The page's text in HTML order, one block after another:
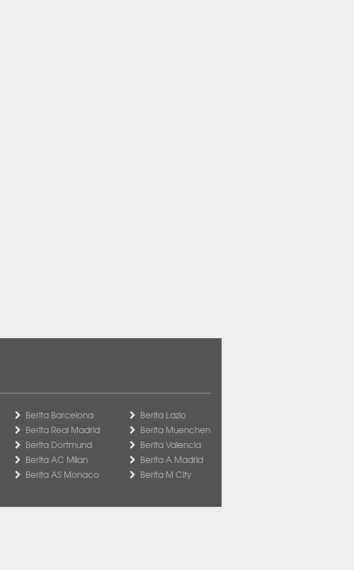
Berita Barcelona
Berita Real Madrid
Berita Dortmund
Berita AC Milan
Berita AS Monaco
Berita Lazio
Berita Muenchen
Berita Valencia
Berita A Madrid
Berita M City